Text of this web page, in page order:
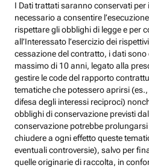
I Dati trattati saranno conservati
necessario a consentire
rispettare gli obblighi di legge e per
all’Interessato l’esercizio dei
cessazione del contratto, i dati
massimo di 10 anni, legato alla
gestire le code del rapporto
tematiche che potessero aprirsi
difesa degli interessi reciproci)
obblighi di conservazione previsti
conservazione potrebbe
chiudere a ogni effetto queste
eventuali controversie), salvo per
quelle originarie di raccolta, in